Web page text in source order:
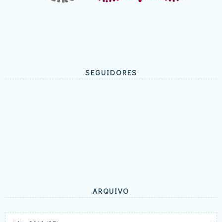
SEGUIDORES
ARQUIVO